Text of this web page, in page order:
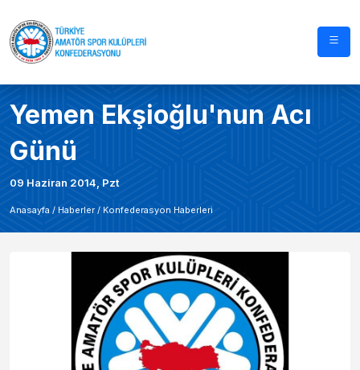
Yemen Ekşioğlu'nun Acı
Günü
09 Haziran 2014, Pzt
Anasayfa / Haberler / Konfederasyon Haberleri